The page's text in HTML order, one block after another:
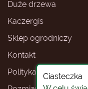
Ciasteczka
Duże drzewa
Kaczergis
Sklep ogrodniczy
Kontakt
Polityka prywatności